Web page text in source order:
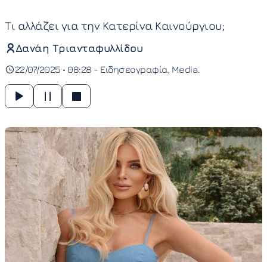
Τι αλλάζει για την Κατερίνα Καινούργιου;
Δανάη Τριανταφυλλίδου
22/07/2025 • 08:28 - Ειδησεογραφία Media